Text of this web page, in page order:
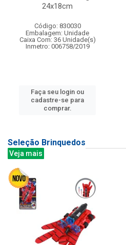
24x18cm
Código: 830030
Embalagem: Unidade
Caixa Com: 36 Unidade(s)
Inmetro: 006758/2019
Faça seu login ou
cadastre-se para
comprar.
Seleção Brinquedos
Veja mais